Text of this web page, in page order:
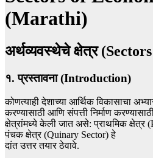
(Marathi)
अर्थव्यवस्थेचे क्षेत्र
१. प्रस्तावना (Introduction)
कोणत्याही देशाच्या आर्थिक विकासाचा
करण्यासाठी आणि संपत्ती निर्माण
क्षेत्रांमध्ये केली जात असे: प्राथमिक क्षेत्र
पंचक क्षेत्र (Quinary Sector) हे
दांत उत्तर तयार ठेवावे.